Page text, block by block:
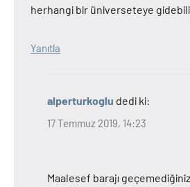
herhangi bir üniverseteye
Yanıtla
alperturkoglu dedi ki:
17 Temmuz 2019, 14:23
Maalesef barajı